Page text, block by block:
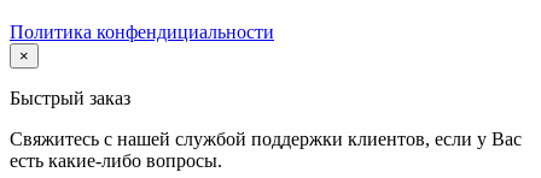
Политика конфендициальности
×
Быстрый заказ
Свяжитесь с нашей службой поддержки клиентов, если у Вас
есть какие-либо вопросы.